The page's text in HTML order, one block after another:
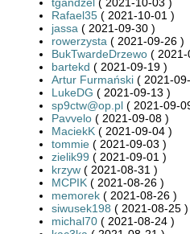
Rafael35 ( 2021-10-01 )
jassa ( 2021-09-30 )
rowerzysta ( 2021-09-26 )
BukTwardeDrzewo ( 2021-
bartekd ( 2021-09-19 )
Artur Furmański ( 2021-
LukeDG ( 2021-09-13 )
sp9ctw@op.pl ( 2021-09-
Pavvelo ( 2021-09-08 )
MaciekK ( 2021-09-04 )
tommie ( 2021-09-03 )
zielik99 ( 2021-09-01 )
krzyw ( 2021-08-31 )
MCPIK ( 2021-08-26 )
memorek ( 2021-08-26 )
siwusek198 ( 2021-08-25 )
michal70 ( 2021-08-24 )